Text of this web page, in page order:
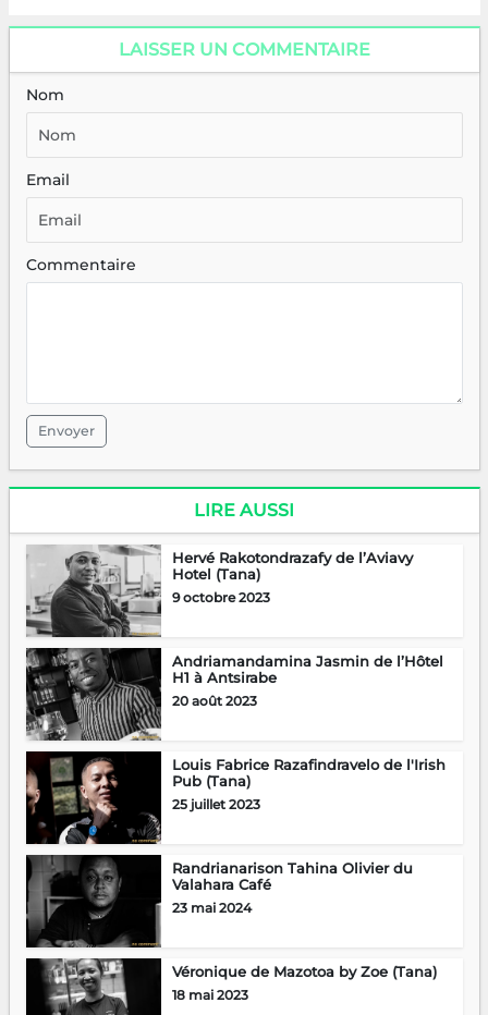
LAISSER UN COMMENTAIRE
Nom
Email
Commentaire
Envoyer
LIRE AUSSI
Hervé Rakotondrazafy de l’Aviavy
Hotel (Tana)
9 octobre 2023
Andriamandamina Jasmin de l’Hôtel
H1 à Antsirabe
20 août 2023
Louis Fabrice Razafindravelo de l'Irish
Pub (Tana)
25 juillet 2023
Randrianarison Tahina Olivier du
Valahara Café
23 mai 2024
Véronique de Mazotoa by Zoe (Tana)
18 mai 2023